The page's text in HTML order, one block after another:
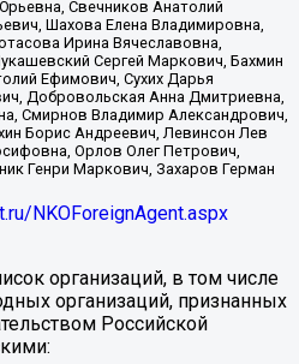
Свечников Анатолий
Шахова Елена Владимировна,
Ирина Вячеславовна,
Сергей Маркович, Бахмин
Ефимович, Сухих Дарья
Добровольская Анна Дмитриевна,
Смирнов Владимир Александрович,
Борис Андреевич, Левинсон Лев
Орлов Олег Петрович,
Генри Маркович, Захаров Герман
NKOForeignAgent.aspx
организаций, в том числе
организаций, признанных
Российской